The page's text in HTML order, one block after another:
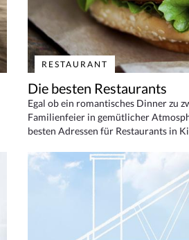
RESTAURANT
Die besten Restaurants
Egal ob ein romantisches Dinner zu
Familienfeier in gemütlicher
besten Adressen für Restaurants in